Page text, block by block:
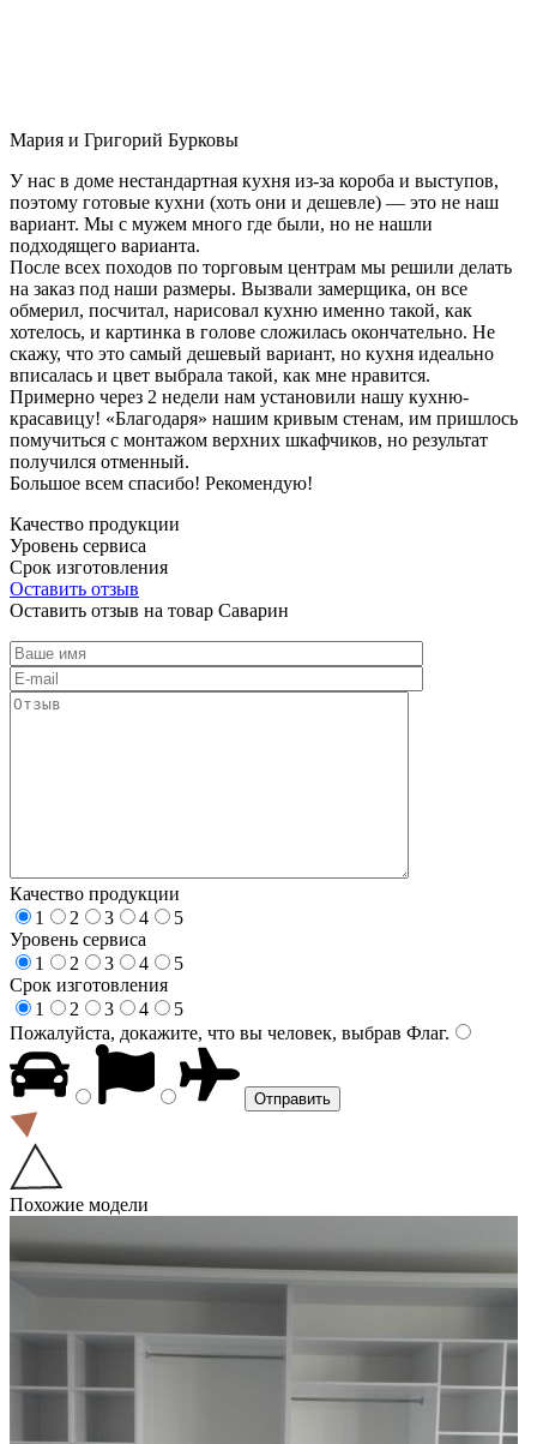
Мария и Григорий Бурковы
У нас в доме нестандартная кухня из-за короба и выступов,
поэтому готовые кухни (хоть они и дешевле) — это не наш
вариант. Мы с мужем много где были, но не нашли
подходящего варианта.
После всех походов по торговым центрам мы решили делать
на заказ под наши размеры. Вызвали замерщика, он все
обмерил, посчитал, нарисовал кухню именно такой, как
хотелось, и картинка в голове сложилась окончательно. Не
скажу, что это самый дешевый вариант, но кухня идеально
вписалась и цвет выбрала такой, как мне нравится.
Примерно через 2 недели нам установили нашу кухню-
красавицу! «Благодаря» нашим кривым стенам, им пришлось
помучиться с монтажом верхних шкафчиков, но результат
получился отменный.
Большое всем спасибо! Рекомендую!
Качество продукции
Уровень сервиса
Срок изготовления
Оставить отзыв
Оставить отзыв на товар Саварин
Качество продукции
1
2 3 4
5
Уровень сервиса
1
2 3 4
5
Срок изготовления
1
2 3 4
5
Пожалуйста, докажите, что вы человек, выбрав Флаг.
Похожие модели